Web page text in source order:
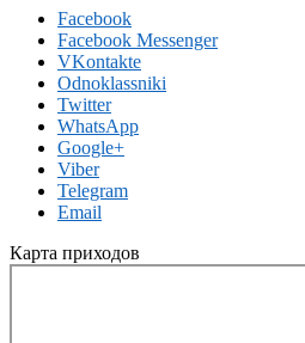
Facebook
Facebook Messenger
VKontakte
Odnoklassniki
Twitter
WhatsApp
Google+
Viber
Telegram
Email
Карта приходов